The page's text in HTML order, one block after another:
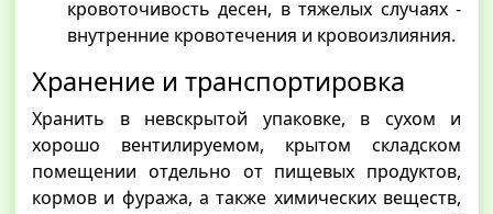
кровоточивость десен, в тяжелых случаях -
внутренние кровотечения и кровоизлияния.
Хранение и транспортировка
Хранить в невскрытой упаковке, в сухом и
хорошо вентилируемом, крытом складском
помещении отдельно от пищевых продуктов,
кормов и фуража, а также химических веществ,